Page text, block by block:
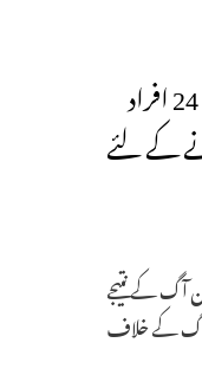
لاس اینجلس کے جنگلات میں لگنے والی آگ: 24 افراد
کے لئے
آٹھ کی وجہ پیلیسیڈس آگ اور 16 ایٹن آگ کے نتیجے
آگ کے خلاف